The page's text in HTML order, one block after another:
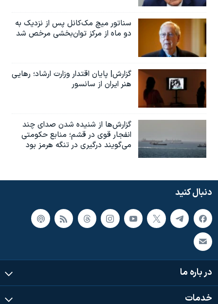
سناتور میچ مک‌کانل پس از نزدیک به
دو ماه از مرکز توان‌بخشی مرخص شد
گزارش| پایان اقتدار وزارت ارشاد؛ رهایی
هنر ایران از سانسور
گزارش‌ها از شنیده شدن صدای چند
انفجار قوی در قشم؛ منابع حکومتی
می‌گویند درگیری در تنگه هرمز بود
دنبال کنید
در باره ما
خدمات